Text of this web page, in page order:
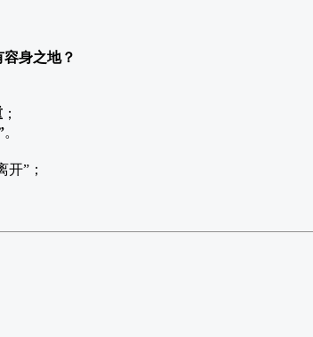
身之地？
；
。
”；